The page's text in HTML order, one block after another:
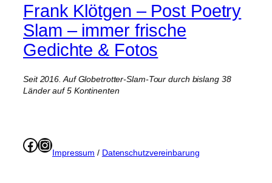
Frank Klötgen – Post Poetry
Slam – immer frische
Gedichte & Fotos
Seit 2016. Auf Globetrotter-Slam-Tour durch bislang 38
Länder auf 5 Kontinenten
Facebook
Instagram
Impressum / Datenschutzvereinbarung